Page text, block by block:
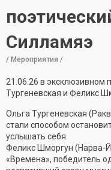
Силламяэ
/ Мероприятия /
21.06.26 в эксклюзивном
Тургеневская и Феликс
Ольга Тургеневская
стали способом
услышать себя.
Феликс Шморгун (Нарва-
«Времена», победитель